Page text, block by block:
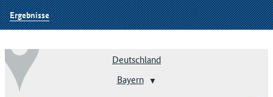
Ergebnisse
Deutschland
Bayern